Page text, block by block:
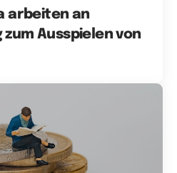
arbeiten an
Ausspielen von